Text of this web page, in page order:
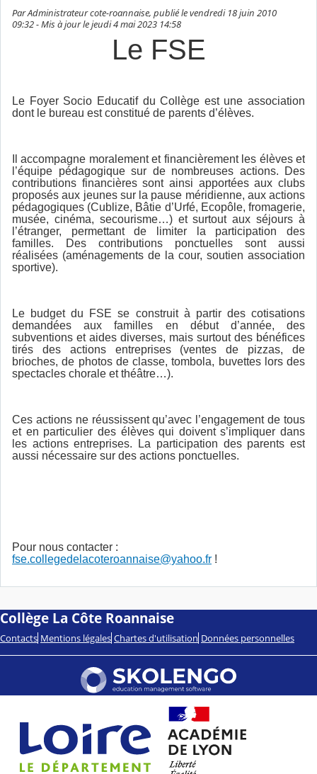
Par Administrateur cote-roannaise, publié le vendredi 18 juin 2010
09:32 - Mis à jour le jeudi 4 mai 2023 14:58
Le FSE
Le Foyer Socio Educatif du Collège est une association
dont le bureau est constitué de parents d’élèves.
Il accompagne moralement et financièrement les élèves et
l’équipe pédagogique sur de nombreuses actions. Des
contributions financières sont ainsi apportées aux clubs
proposés aux jeunes sur la pause méridienne, aux actions
pédagogiques (Cublize, Bâtie d’Urfé, Ecopôle, fromagerie,
musée, cinéma, secourisme…) et surtout aux séjours à
l’étranger, permettant de limiter la participation des
familles. Des contributions ponctuelles sont aussi
réalisées (aménagements de la cour, soutien association
sportive).
Le budget du FSE se construit à partir des cotisations
demandées aux familles en début d’année, des
subventions et aides diverses, mais surtout des bénéfices
tirés des actions entreprises (ventes de pizzas, de
brioches, de photos de classe, tombola, buvettes lors des
spectacles chorale et théâtre…).
Ces actions ne réussissent qu’avec l’engagement de tous
et en particulier des élèves qui doivent s’impliquer dans
les actions entreprises. La participation des parents est
aussi nécessaire sur des actions ponctuelles.
Pour nous contacter :
fse.collegedelacoteroannaise@yahoo.fr !
Collège La Côte Roannaise
Contacts Mentions légales Chartes d'utilisation Données personnelles